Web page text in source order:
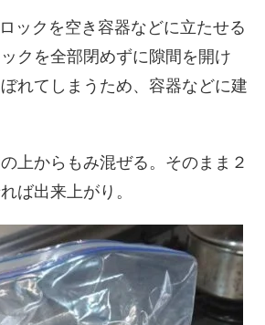
ックを空き容器などに立たせる
クを全部閉めずに隙間を開け
れてしまうため、容器などに建
上からもみ混ぜる。そのまま２
ば出来上がり。